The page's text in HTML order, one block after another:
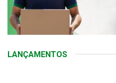
LANÇAMENTOS